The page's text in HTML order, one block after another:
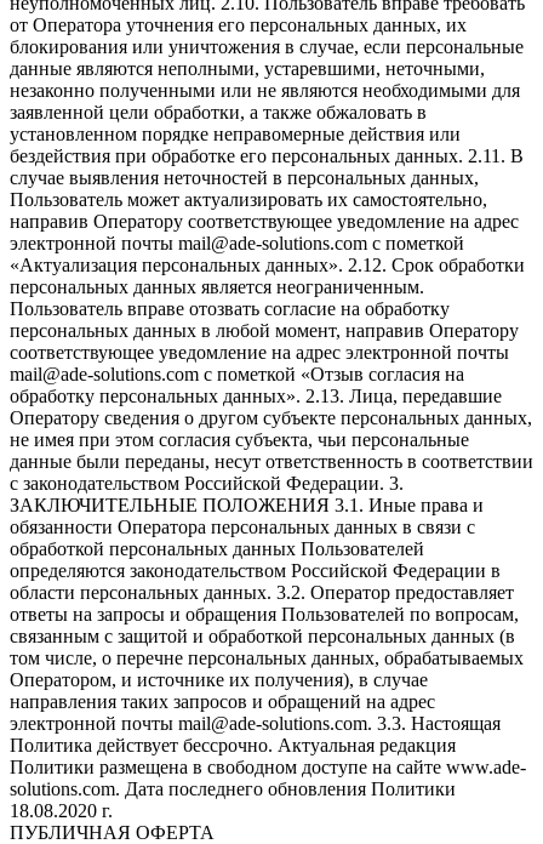
от Оператора уточнения его персональных данных, их
блокирования или уничтожения в случае, если персональные
данные являются неполными, устаревшими, неточными,
незаконно полученными или не являются необходимыми для
заявленной цели обработки, а также обжаловать в
установленном порядке неправомерные действия или
бездействия при обработке его персональных данных. 2.11. В
случае выявления неточностей в персональных данных,
Пользователь может актуализировать их самостоятельно,
направив Оператору соответствующее уведомление на адрес
электронной почты mail@ade-solutions.com с пометкой
«Актуализация персональных данных». 2.12. Срок обработки
персональных данных является неограниченным.
Пользователь вправе отозвать согласие на обработку
персональных данных в любой момент, направив Оператору
соответствующее уведомление на адрес электронной почты
mail@ade-solutions.com с пометкой «Отзыв согласия на
обработку персональных данных». 2.13. Лица, передавшие
Оператору сведения о другом субъекте персональных данных,
не имея при этом согласия субъекта, чьи персональные
данные были переданы, несут ответственность в соответствии
с законодательством Российской Федерации. 3.
ЗАКЛЮЧИТЕЛЬНЫЕ ПОЛОЖЕНИЯ 3.1. Иные права и
обязанности Оператора персональных данных в связи с
обработкой персональных данных Пользователей
определяются законодательством Российской Федерации в
области персональных данных. 3.2. Оператор предоставляет
ответы на запросы и обращения Пользователей по вопросам,
связанным с защитой и обработкой персональных данных (в
том числе, о перечне персональных данных, обрабатываемых
Оператором, и источнике их получения), в случае
направления таких запросов и обращений на адрес
электронной почты mail@ade-solutions.com. 3.3. Настоящая
Политика действует бессрочно. Актуальная редакция
Политики размещена в свободном доступе на сайте www.ade-
solutions.com. Дата последнего обновления Политики
18.08.2020 г.
ПУБЛИЧНАЯ ОФЕРТА